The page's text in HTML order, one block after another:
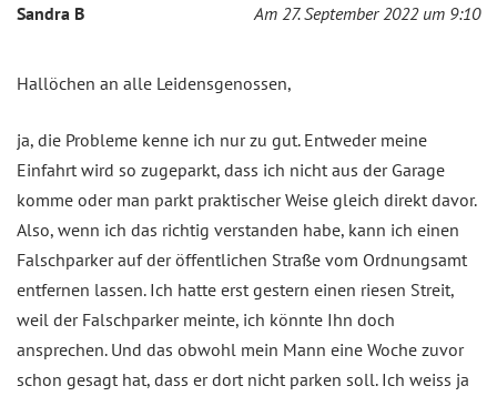
Sandra B Am 27. September 2022 um 9:10
Hallöchen an alle Leidensgenossen,
ja, die Probleme kenne ich nur zu gut. Entweder meine
Einfahrt wird so zugeparkt, dass ich nicht aus der Garage
komme oder man parkt praktischer Weise gleich direkt davor.
Also, wenn ich das richtig verstanden habe, kann ich einen
Falschparker auf der öffentlichen Straße vom Ordnungsamt
entfernen lassen. Ich hatte erst gestern einen riesen Streit,
weil der Falschparker meinte, ich könnte Ihn doch
ansprechen. Und das obwohl mein Mann eine Woche zuvor
schon gesagt hat, dass er dort nicht parken soll. Ich weiss ja